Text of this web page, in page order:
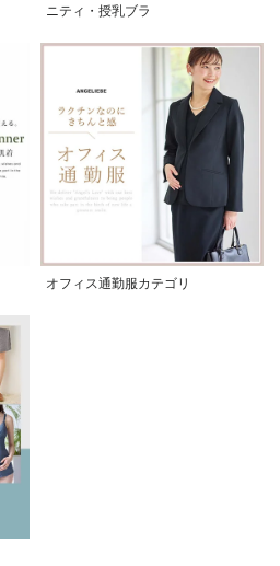
ニティ・授乳ブラ
オフィス通勤服カテゴリ